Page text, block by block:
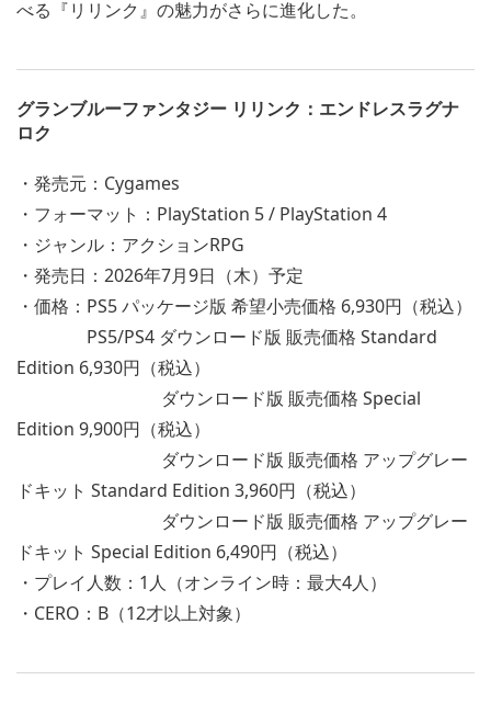
べる『リリンク』の魅力がさらに進化した。
グランブルーファンタジー リリンク：エンドレスラグナ
ロク
・発売元：Cygames
・フォーマット：PlayStation 5 / PlayStation 4
・ジャンル：アクションRPG
・発売日：2026年7月9日（木）予定
・価格：PS5 パッケージ版 希望小売価格 6,930円（税込）
PS5/PS4 ダウンロード版 販売価格 Standard
Edition 6,930円（税込）
ダウンロード版 販売価格 Special
Edition 9,900円（税込）
ダウンロード版 販売価格 アップグレー
ドキット Standard Edition 3,960円（税込）
ダウンロード版 販売価格 アップグレー
ドキット Special Edition 6,490円（税込）
・プレイ人数：1人（オンライン時：最大4人）
・CERO：B（12才以上対象）